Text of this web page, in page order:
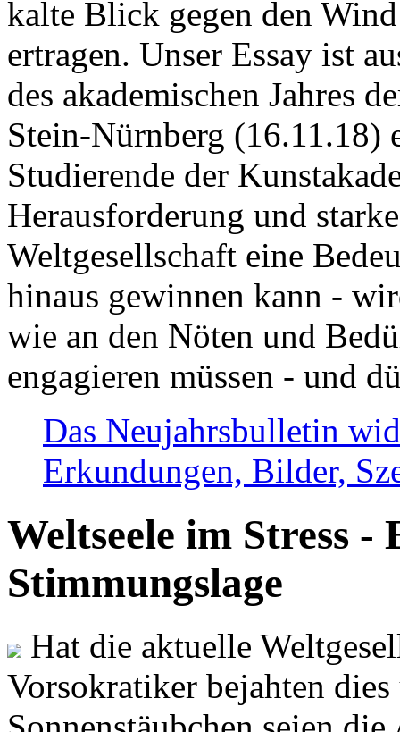
kalte Blick gegen den
ertragen. Unser Essay ist
des akademischen Jahres
Stein-Nürnberg (16.11.18)
Studierende der
Herausforderung und
Weltgesellschaft eine
hinaus gewinnen kann -
wie an den Nöten und
engagieren müssen - und
Das Neujahrsbulletin
Erkundungen, Bilder,
Weltseele im Stress -
Stimmungslage
Hat die aktuelle
Vorsokratiker bejahten